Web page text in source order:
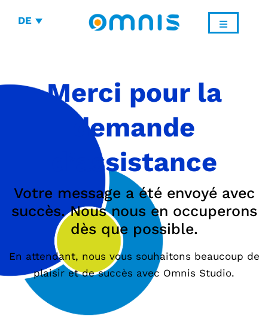
DE
Merci pour la
demande
d’assistance
Votre message a été envoyé avec
succès. Nous nous en occuperons
dès que possible.
En attendant, nous vous souhaitons beaucoup de
plaisir et de succès avec Omnis Studio.